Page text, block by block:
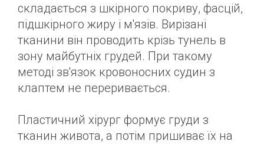
складається з шкірного покриву, фасцій,
підшкірного жиру і м'язів. Вирізані
тканини він проводить крізь тунель в
зону майбутніх грудей. При такому
методі зв'язок кровоносних судин з
клаптем не переривається.
Пластичний хірург формує груди з
тканин живота, а потім пришиває їх на